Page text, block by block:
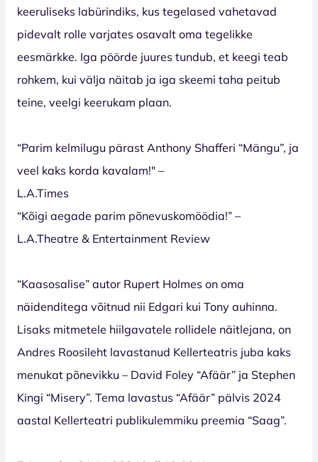
keeruliseks labürindiks, kus tegelased vahetavad
pidevalt rolle varjates osavalt oma tegelikke
eesmärkke. Iga pöörde juures tundub, et keegi teab
rohkem, kui välja näitab ja iga skeemi taha peitub
teine, veelgi keerukam plaan.
“Parim kelmilugu pärast Anthony Shafferi “Mängu”, ja
veel kaks korda kavalam!" –
L.A.Times
“Kõigi aegade parim põnevuskomöödia!” –
L.A.Theatre & Entertainment Review
“Kaasosalise” autor Rupert Holmes on oma
näidenditega võitnud nii Edgari kui Tony auhinna.
Lisaks mitmetele hiilgavatele rollidele näitlejana, on
Andres Roosileht lavastanud Kellerteatris juba kaks
menukat põnevikku – David Foley “Afäär” ja Stephen
Kingi “Misery”. Tema lavastus “Afäär” pälvis 2024
aastal Kellerteatri publikulemmiku preemia “Saag”.